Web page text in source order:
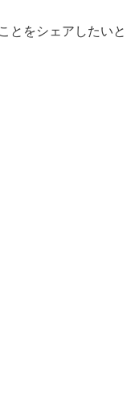
とをシェアしたいと